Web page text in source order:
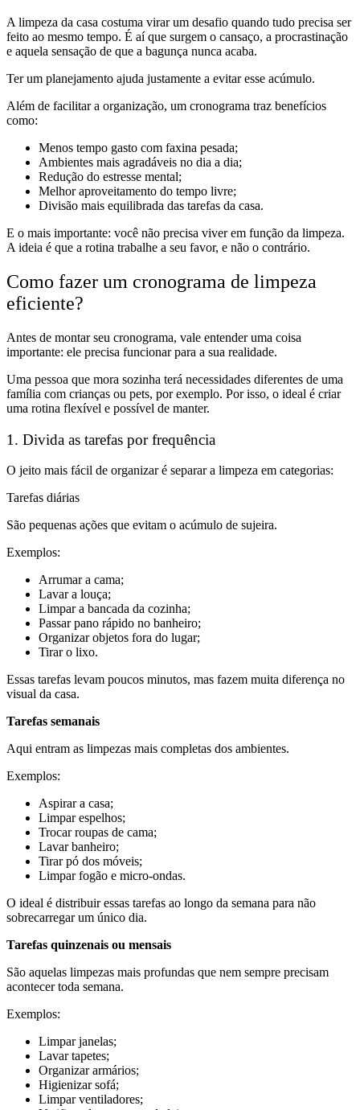
A limpeza da casa costuma virar um desafio quando tudo precisa ser
feito ao mesmo tempo. É aí que surgem o cansaço, a procrastinação
e aquela sensação de que a bagunça nunca acaba.
Ter um planejamento ajuda justamente a evitar esse acúmulo.
Além de facilitar a organização, um cronograma traz benefícios
como:
Menos tempo gasto com faxina pesada;
Ambientes mais agradáveis no dia a dia;
Redução do estresse mental;
Melhor aproveitamento do tempo livre;
Divisão mais equilibrada das tarefas da casa.
E o mais importante: você não precisa viver em função da limpeza.
A ideia é que a rotina trabalhe a seu favor, e não o contrário.
Como fazer um cronograma de limpeza
eficiente?
Antes de montar seu cronograma, vale entender uma coisa
importante: ele precisa funcionar para a sua realidade.
Uma pessoa que mora sozinha terá necessidades diferentes de uma
família com crianças ou pets, por exemplo. Por isso, o ideal é criar
uma rotina flexível e possível de manter.
1. Divida as tarefas por frequência
O jeito mais fácil de organizar é separar a limpeza em categorias:
Tarefas diárias
São pequenas ações que evitam o acúmulo de sujeira.
Exemplos:
Arrumar a cama;
Lavar a louça;
Limpar a bancada da cozinha;
Passar pano rápido no banheiro;
Organizar objetos fora do lugar;
Tirar o lixo.
Essas tarefas levam poucos minutos, mas fazem muita diferença no
visual da casa.
Tarefas semanais
Aqui entram as limpezas mais completas dos ambientes.
Exemplos:
Aspirar a casa;
Limpar espelhos;
Trocar roupas de cama;
Lavar banheiro;
Tirar pó dos móveis;
Limpar fogão e micro-ondas.
O ideal é distribuir essas tarefas ao longo da semana para não
sobrecarregar um único dia.
Tarefas quinzenais ou mensais
São aquelas limpezas mais profundas que nem sempre precisam
acontecer toda semana.
Exemplos:
Limpar janelas;
Lavar tapetes;
Organizar armários;
Higienizar sofá;
Limpar ventiladores;